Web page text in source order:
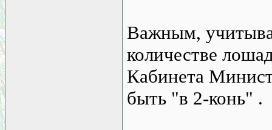
Важным,
количестве
Кабинета
быть "в 2-конь" .